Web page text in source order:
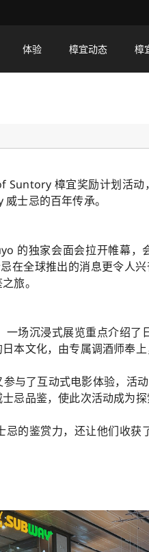
体验 樟宜动态 樟
Suntory 樟宜奖励计划活
士忌的百年传承。
的独家会面会拉开帷幕
在全球推出的消息更令人
旅。
场沉浸式展览重点介绍了
本文化，由专属调酒师奉
与了互动式电影体验，活
忌品鉴，使此次活动成为
忌的鉴赏力，还让他们收